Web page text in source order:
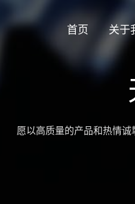
首页 关于
愿以高质量的产品和热情